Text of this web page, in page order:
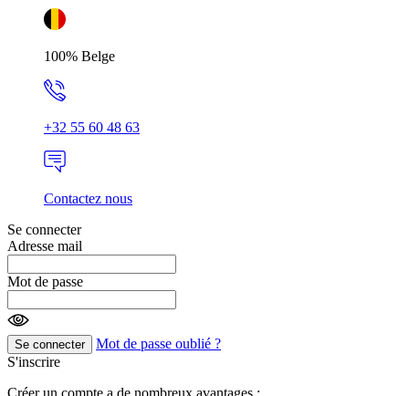
100% Belge
+32 55 60 48 63
Contactez nous
Se connecter
Adresse mail
Mot de passe
Se connecter
Mot de passe oublié ?
S'inscrire
Créer un compte a de nombreux avantages :